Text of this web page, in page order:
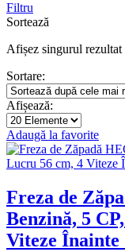
Filtru
Sortează
Afișez singurul rezultat
Sortare:
Afișează:
Adaugă la favorite
Freza de
Benzină, 5
Viteze Înainte